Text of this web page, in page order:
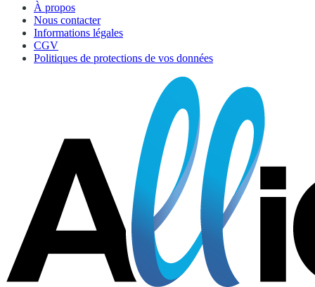
À propos
Nous contacter
Informations légales
CGV
Politiques de protections de vos données